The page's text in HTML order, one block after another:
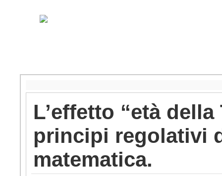
L’effetto “età
principi regolativi
matematica.